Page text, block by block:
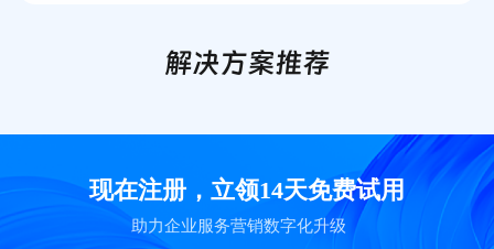
解决方案推荐
现在注册，立领14天免费试用
助力企业服务营销数字化升级